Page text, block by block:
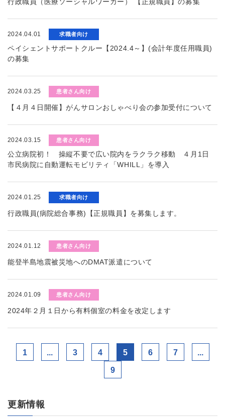
2024.04.01 求職者向け
ペイシェントサポートクルー【2024.4～】(会計年度任用職員)
の募集
2024.03.25 患者さん向け
【４月４日開催】がんサロンおしゃべり会の参加受付について
2024.03.15 患者さん向け
公立病院初！ 操縦不要で広い院内をラクラク移動 ４月1日
市民病院に自動運転モビリティ「WHILL」を導入
2024.01.25 求職者向け
行政職員(病院総合事務)【正規職員】を募集します。
2024.01.12 患者さん向け
能登半島地震被災地へのDMAT派遣について
2024.01.09 患者さん向け
2024年２月１日から有料個室の料金を改定します
1 ... 3 4 5 6 7 ...
9
更新情報